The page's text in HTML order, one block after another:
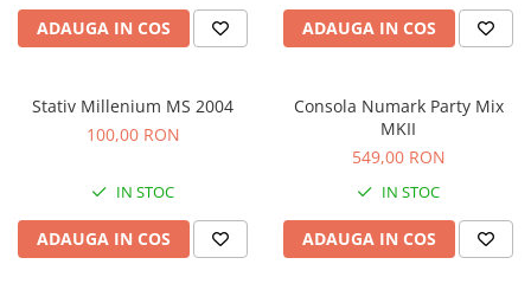
Microfoane de voce si live
Microfoane lavaliera si headset
Android
Microfoane pt Camere Video
conferinta
Microfoane Ribbon
Microfoane stereo
ADAUGA IN COS ADAUGA IN COS
Stativ Millenium MS 2004
100,00 RON
IN STOC
ADAUGA IN COS
Consola Numark Party Mix
MKII
549,00 RON
IN STOC
ADAUGA IN COS